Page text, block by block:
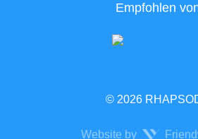
Empfohlen
© 2026
Website by